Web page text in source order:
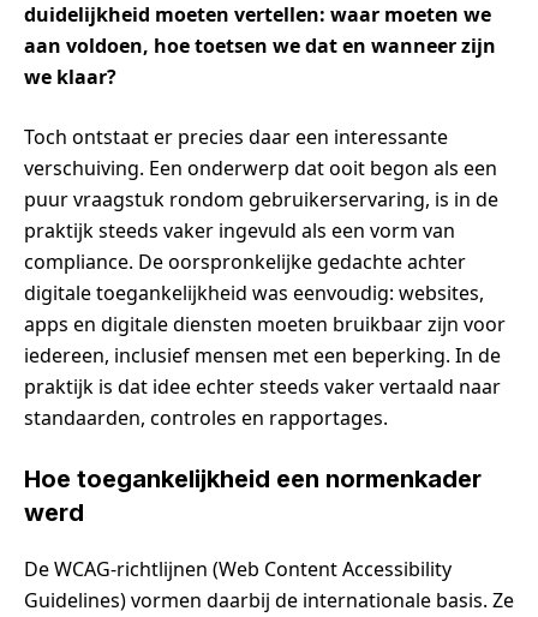
duidelijkheid moeten vertellen: waar moeten we
aan voldoen, hoe toetsen we dat en wanneer zijn
we klaar?
Toch ontstaat er precies daar een interessante
verschuiving. Een onderwerp dat ooit begon als een
puur vraagstuk rondom gebruikerservaring, is in de
praktijk steeds vaker ingevuld als een vorm van
compliance. De oorspronkelijke gedachte achter
digitale toegankelijkheid was eenvoudig: websites,
apps en digitale diensten moeten bruikbaar zijn voor
iedereen, inclusief mensen met een beperking. In de
praktijk is dat idee echter steeds vaker vertaald naar
standaarden, controles en rapportages.
Hoe toegankelijkheid een normenkader
werd
De WCAG-richtlijnen (Web Content Accessibility
Guidelines) vormen daarbij de internationale basis. Ze